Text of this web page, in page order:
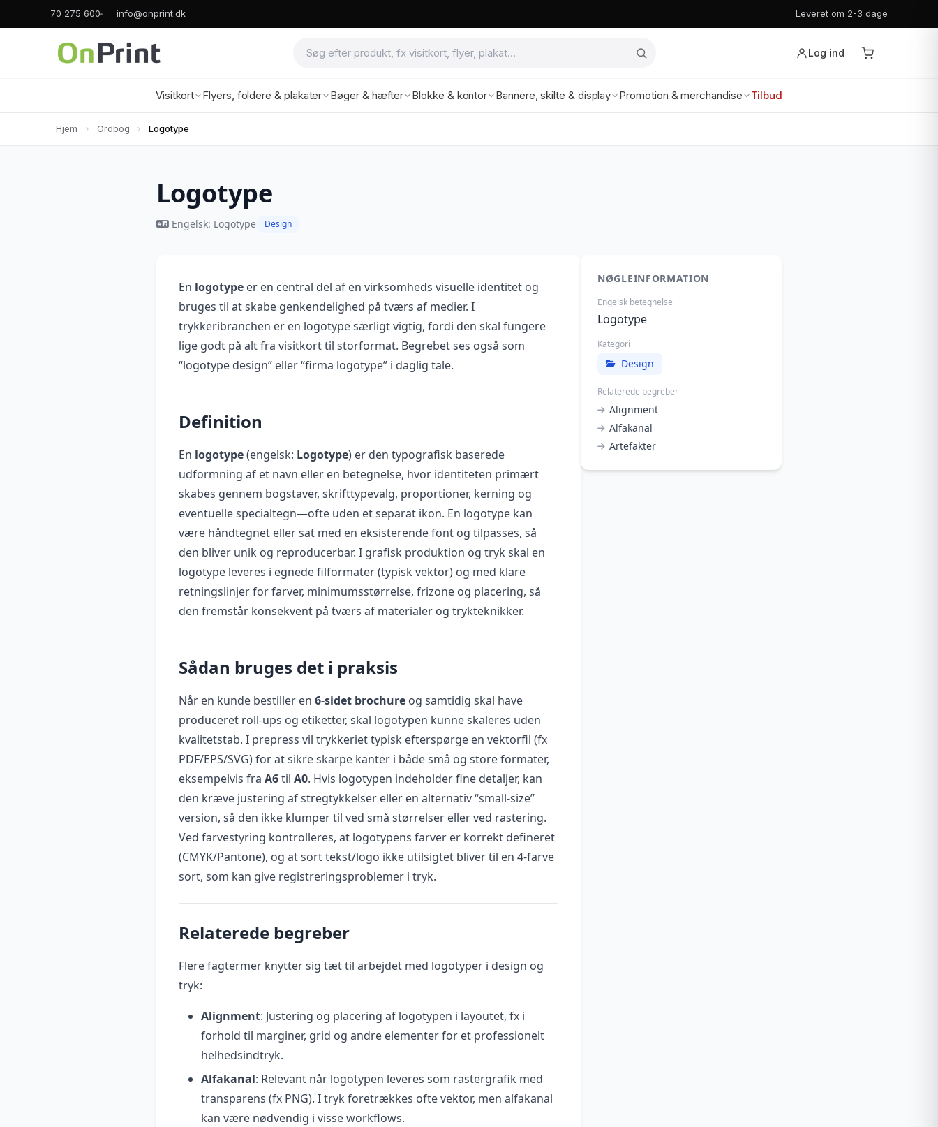
70 275 600 info@onprint.dk Leveret om 2-3 dage
Log ind
Visitkort Flyers, foldere & plakater Bøger & hæfter Blokke & kontor Bannere, skilte & display Promotion & merchandise Tilbud
Hjem Ordbog Logotype
Logotype
Engelsk: Logotype Design
En logotype er en central del af en virksomheds visuelle identitet og
bruges til at skabe genkendelighed på tværs af medier. I
trykkeribranchen er en logotype særligt vigtig, fordi den skal fungere
lige godt på alt fra visitkort til storformat. Begrebet ses også som
“logotype design” eller “firma logotype” i daglig tale.
Definition
En logotype(engelsk: Logotype) er den typografisk baserede
udformning af et navn eller en betegnelse, hvor identiteten primært
skabes gennem bogstaver, skrifttypevalg, proportioner, kerning og
eventuelle specialtegn—ofte uden et separat ikon. En logotype kan
være håndtegnet eller sat med en eksisterende font og tilpasses, så
den bliver unik og reproducerbar. I grafisk produktion og tryk skal en
logotype leveres i egnede filformater (typisk vektor) og med klare
retningslinjer for farver, minimumsstørrelse, frizone og placering, så
den fremstår konsekvent på tværs af materialer og trykteknikker.
Sådan bruges det i praksis
Når en kunde bestiller en 6-sidet brochure og samtidig skal have
produceret roll-ups og etiketter, skal logotypen kunne skaleres uden
kvalitetstab. I prepress vil trykkeriet typisk efterspørge en vektorfil (fx
PDF/EPS/SVG) for at sikre skarpe kanter i både små og store formater,
eksempelvis fra A6til A0. Hvis logotypen indeholder fine detaljer, kan
den kræve justering af stregtykkelser eller en alternativ “small-size”
version, så den ikke klumper til ved små størrelser eller ved rastering.
Ved farvestyring kontrolleres, at logotypens farver er korrekt defineret
(CMYK/Pantone), og at sort tekst/logo ikke utilsigtet bliver til en 4-farve
sort, som kan give registreringsproblemer i tryk.
Relaterede begreber
Flere fagtermer knytter sig tæt til arbejdet med logotyper i design og
tryk:
Alignment: Justering og placering af logotypen i layoutet, fx i
forhold til marginer, grid og andre elementer for et professionelt
helhedsindtryk.
Alfakanal: Relevant når logotypen leveres som rastergrafik med
transparens (fx PNG). I tryk foretrækkes ofte vektor, men alfakanal
kan være nødvendig i visse workflows.
NØGLEINFORMATION
Engelsk betegnelse
Logotype
Kategori
Design
Relaterede begreber
Alignment
Alfakanal
Artefakter